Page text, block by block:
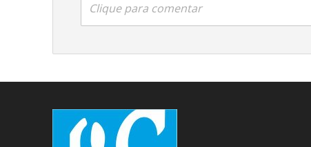
Clique para comentar